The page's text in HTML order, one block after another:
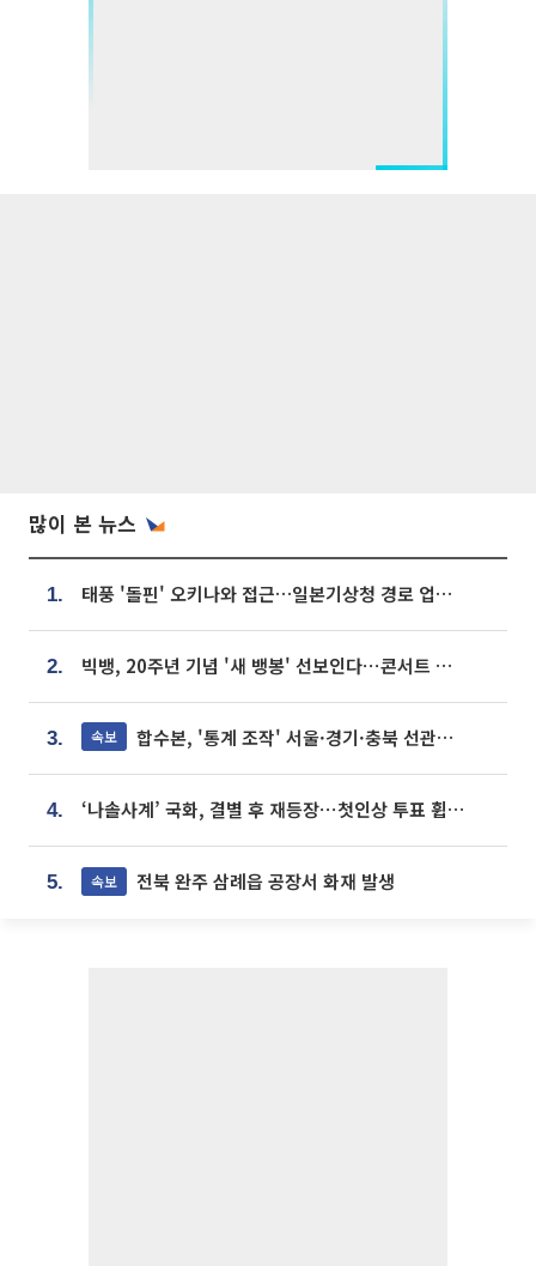
많이 본 뉴스
1. 태풍 '돌핀' 오키나와 접근…일본기상청 경로 업데이트
2. 빅뱅, 20주년 기념 '새 뱅봉' 선보인다⋯콘서트 앞두고 팝업 개최
3. 속보 합수본, '통계 조작' 서울·경기·충북 선관위 등 추가 압수수색
4. ‘나솔사계’ 국화, 결별 후 재등장⋯첫인상 투표 휩쓸고 ‘인기녀’ 등극
5. 속보 전북 완주 삼례읍 공장서 화재 발생